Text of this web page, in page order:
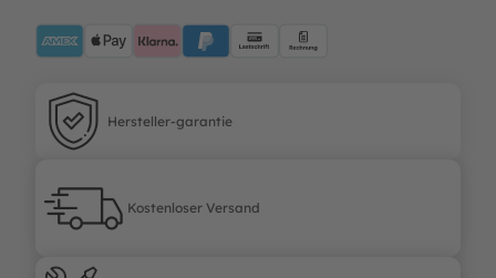
ApplePayKlarna PayPalBlueLastschrift
Hersteller-garantie
Hersteller-garantie
Kostenloser Versand
Kostenloser Versand